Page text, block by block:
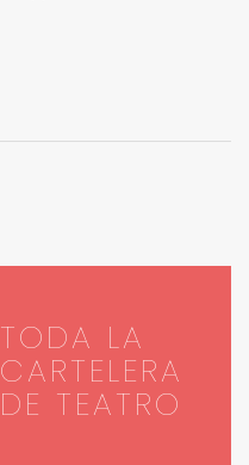
TODA LA
CARTELERA
DE TEATRO